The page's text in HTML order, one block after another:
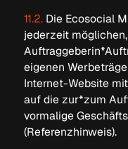
11.2.Die Ecosocial
jederzeit
eigenen
Internet-Website
auf die zur*zum
vormalige
(Referenzhinweis).